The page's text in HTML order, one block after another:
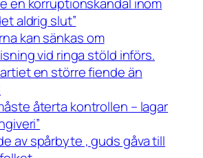
en korruptionskandal inom
aldrig slut”
kan sänkas om
vid ringa stöld införs.
en större fiende än
återta kontrollen – lagar
av spårbyte , guds gåva till